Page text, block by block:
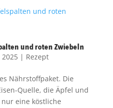
und roten Zwiebeln
2025| Rezept
Nährstoffpaket. Die
Quelle, die Äpfel und
eine köstliche